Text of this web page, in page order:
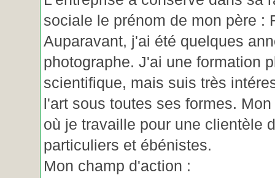
sociale le prénom de mon père :
Auparavant, j'ai été quelques
photographe. J'ai une formation
scientifique, mais suis très
l'art sous toutes ses formes.
où je travaille pour une clientèle
particuliers et ébénistes.
Mon champ d'action :